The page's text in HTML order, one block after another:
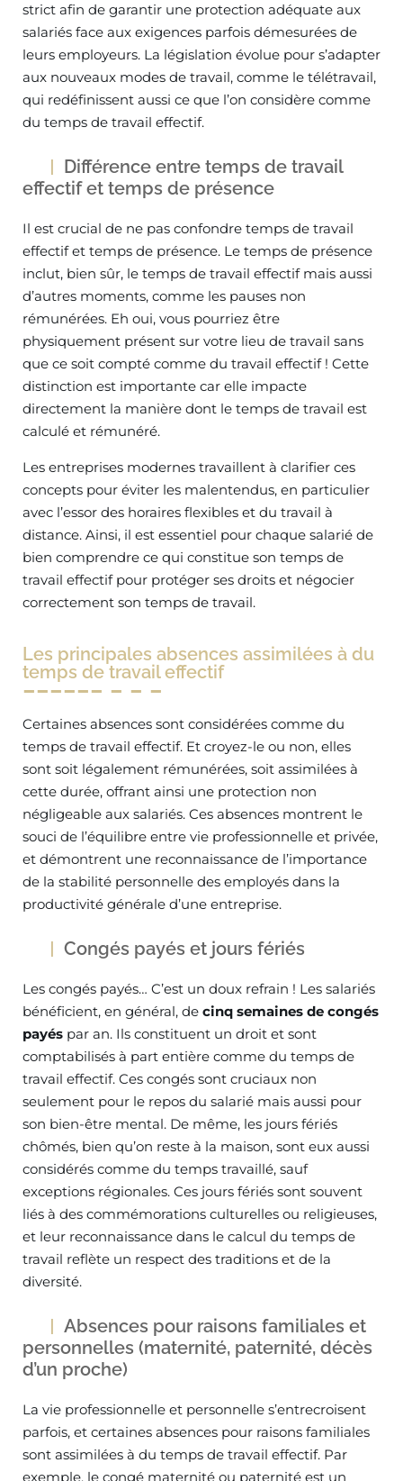
strict afin de garantir une protection adéquate aux
salariés face aux exigences parfois démesurées de
leurs employeurs. La législation évolue pour s’adapter
aux nouveaux modes de travail, comme le télétravail,
qui redéfinissent aussi ce que l’on considère comme
du temps de travail effectif.
Différence entre temps de travail
effectif et temps de présence
Il est crucial de ne pas confondre temps de travail
effectif et temps de présence. Le temps de présence
inclut, bien sûr, le temps de travail effectif mais aussi
d’autres moments, comme les pauses non
rémunérées. Eh oui, vous pourriez être
physiquement présent sur votre lieu de travail sans
que ce soit compté comme du travail effectif ! Cette
distinction est importante car elle impacte
directement la manière dont le temps de travail est
calculé et rémunéré.
Les entreprises modernes travaillent à clarifier ces
concepts pour éviter les malentendus, en particulier
avec l’essor des horaires flexibles et du travail à
distance. Ainsi, il est essentiel pour chaque salarié de
bien comprendre ce qui constitue son temps de
travail effectif pour protéger ses droits et négocier
correctement son temps de travail.
Les principales absences assimilées à du
temps de travail effectif
Certaines absences sont considérées comme du
temps de travail effectif. Et croyez-le ou non, elles
sont soit légalement rémunérées, soit assimilées à
cette durée, offrant ainsi une protection non
négligeable aux salariés. Ces absences montrent le
souci de l’équilibre entre vie professionnelle et privée,
et démontrent une reconnaissance de l’importance
de la stabilité personnelle des employés dans la
productivité générale d’une entreprise.
Congés payés et jours fériés
Les congés payés… C’est un doux refrain ! Les salariés
bénéficient, en général, de cinq semaines de congés
payés par an. Ils constituent un droit et sont
comptabilisés à part entière comme du temps de
travail effectif. Ces congés sont cruciaux non
seulement pour le repos du salarié mais aussi pour
son bien-être mental. De même, les jours fériés
chômés, bien qu’on reste à la maison, sont eux aussi
considérés comme du temps travaillé, sauf
exceptions régionales. Ces jours fériés sont souvent
liés à des commémorations culturelles ou religieuses,
et leur reconnaissance dans le calcul du temps de
travail reflète un respect des traditions et de la
diversité.
Absences pour raisons familiales et
personnelles (maternité, paternité, décès
d’un proche)
La vie professionnelle et personnelle s’entrecroisent
parfois, et certaines absences pour raisons familiales
sont assimilées à du temps de travail effectif. Par
exemple, le congé maternité ou paternité est un